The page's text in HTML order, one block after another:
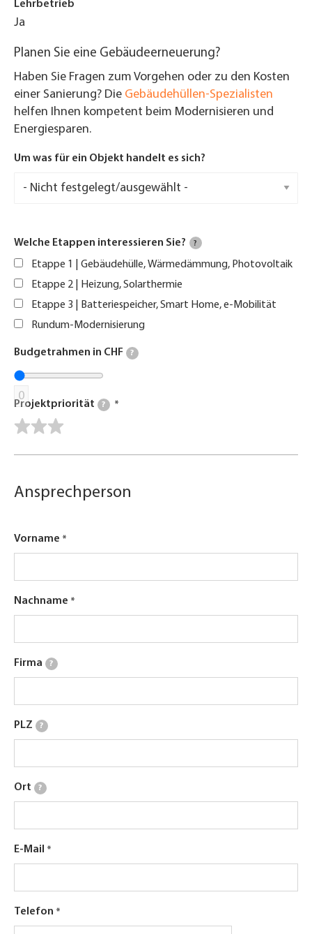
Lehrbetrieb
Ja
Planen Sie eine Gebäudeerneuerung?
Haben Sie Fragen zum Vorgehen oder zu den Kosten
einer Sanierung? Die Gebäudehüllen-Spezialisten
helfen Ihnen kompetent beim Modernisieren und
Energiesparen.
Um was für ein Objekt handelt es sich?
Welche Etappen interessieren Sie? ?
Etappe 1 | Gebäudehülle, Wärmedämmung, Photovoltaik
Etappe 2 | Heizung, Solarthermie
Etappe 3 | Batteriespeicher, Smart Home, e-Mobilität
Rundum-Modernisierung
Budgetrahmen in CHF ?
0
Projektpriorität ?
Ansprechperson
Vorname
Nachname
Firma ?
PLZ ?
Ort ?
E-Mail
Telefon